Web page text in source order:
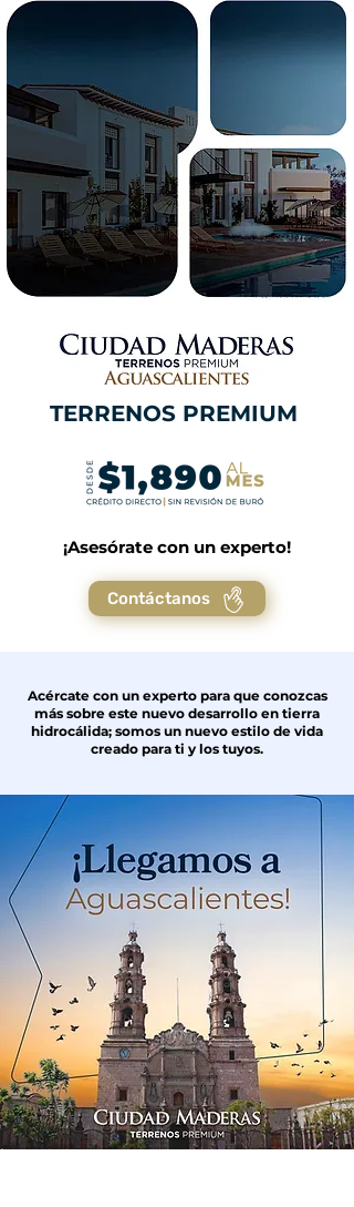
TERRENOS PREMIUM
¡Asesórate con un experto!
Contáctanos
Acércate con un experto para que conozcas
más sobre este nuevo desarrollo en tierra
hidrocálida; somos un nuevo estilo de vida
creado para ti y los tuyos.